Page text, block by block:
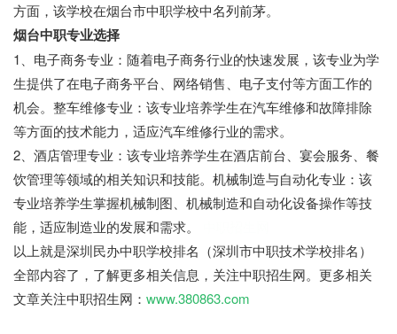
方面，该学校在烟台市中职学校中名列前茅。
烟台中职专业选择
1、电子商务专业：随着电子商务行业的快速发展，该专业为学
生提供了在电子商务平台、网络销售、电子支付等方面工作的
机会。整车维修专业：该专业培养学生在汽车维修和故障排除
等方面的技术能力，适应汽车维修行业的需求。
2、酒店管理专业：该专业培养学生在酒店前台、宴会服务、餐
饮管理等领域的相关知识和技能。机械制造与自动化专业：该
专业培养学生掌握机械制图、机械制造和自动化设备操作等技
能，适应制造业的发展和需求。
以上就是深圳民办中职学校排名（深圳市中职技术学校排名）
全部内容了，了解更多相关信息，关注中职招生网。更多相关
文章关注中职招生网： www.380863.com